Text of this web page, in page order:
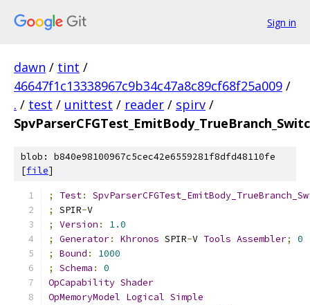
Sign in
dawn / tint /
46647f1c13338967c9b34c47a8c89cf68f25a009 /
. / test / unittest / reader / spirv /
blob: b840e98100967c5cec42e6559281f8dfd48110fe
[file]
; Test:
;
SPIR-V
;
Version :
1.0
;
Generator: Khronos SPIR-V Tools Assembler;
0
;
Bound :
1000
;
Schema :
0
OpCapability Shader
OpMemoryModel Logical Simple